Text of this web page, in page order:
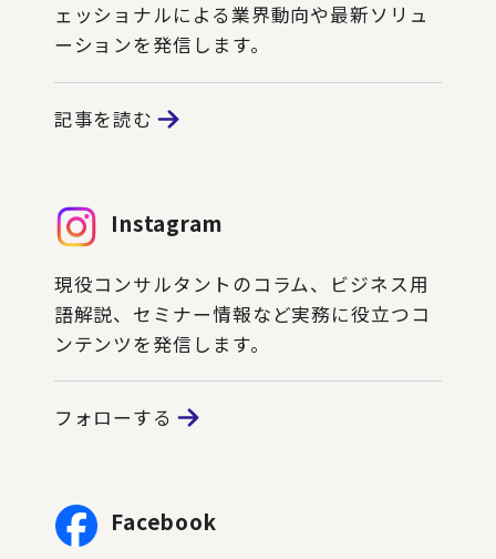
ェッショナルによる業界動向や最新ソリュ
ーションを発信します。
記事を読む
Instagram
現役コンサルタントのコラム、ビジネス用
語解説、セミナー情報など実務に役立つコ
ンテンツを発信します。
フォローする
Facebook